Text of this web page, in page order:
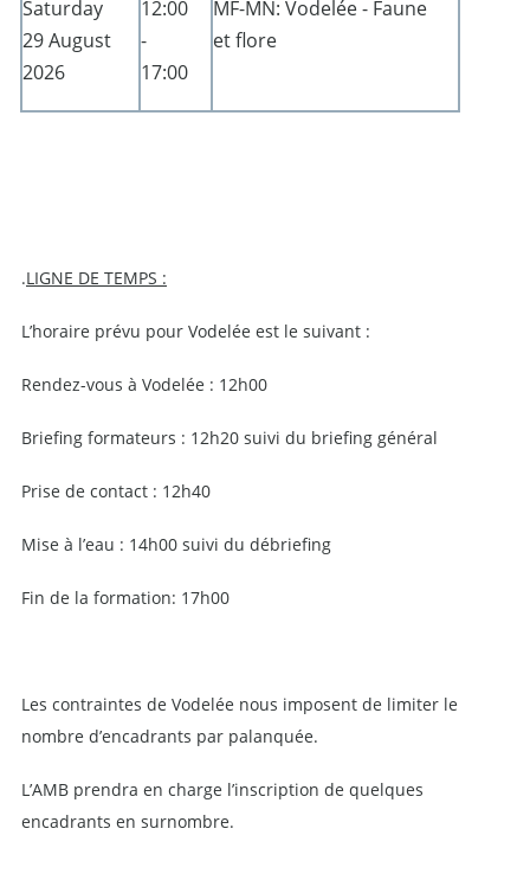
Saturday
29 August
2026
12:00
-
17:00
MF-MN: Vodelée - Faune
et flore
.LIGNE DE TEMPS :
L’horaire prévu pour Vodelée est le suivant :
Rendez-vous à Vodelée : 12h00
Briefing formateurs : 12h20 suivi du briefing général
Prise de contact : 12h40
Mise à l’eau : 14h00 suivi du débriefing
Fin de la formation: 17h00
Les contraintes de Vodelée nous imposent de limiter le
nombre d’encadrants par palanquée.
L’AMB prendra en charge l’inscription de quelques
encadrants en surnombre.